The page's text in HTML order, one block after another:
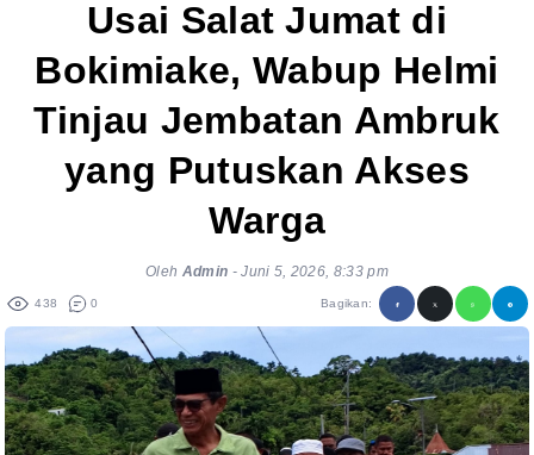
Usai Salat Jumat di
Bokimiake, Wabup Helmi
Tinjau Jembatan Ambruk
yang Putuskan Akses
Warga
Oleh Admin -Juni 5, 2026, 8:33 pm
438 0 Bagikan: